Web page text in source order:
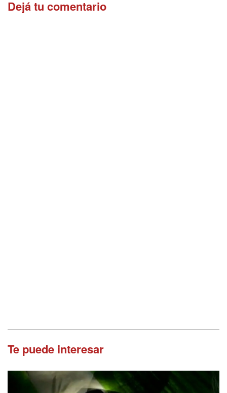
Dejá tu comentario
Te puede interesar